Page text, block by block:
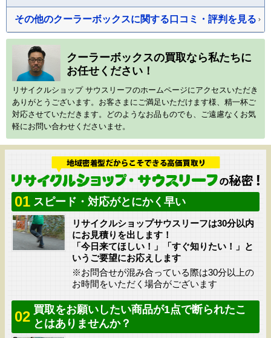
その他のクーラーボックスに関する口コミ・評判を見る
クーラーボックスの買取なら私たちに
お任せください！
リサイクルショップ サウスリーフのホームページにアクセスいただき
ありがとうございます。お客さまにご満足いただけます様、精一杯ご
対応させていただきます。どのようなお品ものでも、ご遠慮なくお気
軽にお問い合わせくださいませ。
01 スピード・対応がとにかく早い
リサイクルショップサウスリーフは30分以内
にお見積りを出します！
「今日来てほしい！」「すぐ知りたい！」と
いうご要望にお応えします
※お問合せが混み合っている際は30分以上の
お時間をいただく場合がございます
02 買取をお願いしたい商品が1点で断られたこ
とはありませんか？